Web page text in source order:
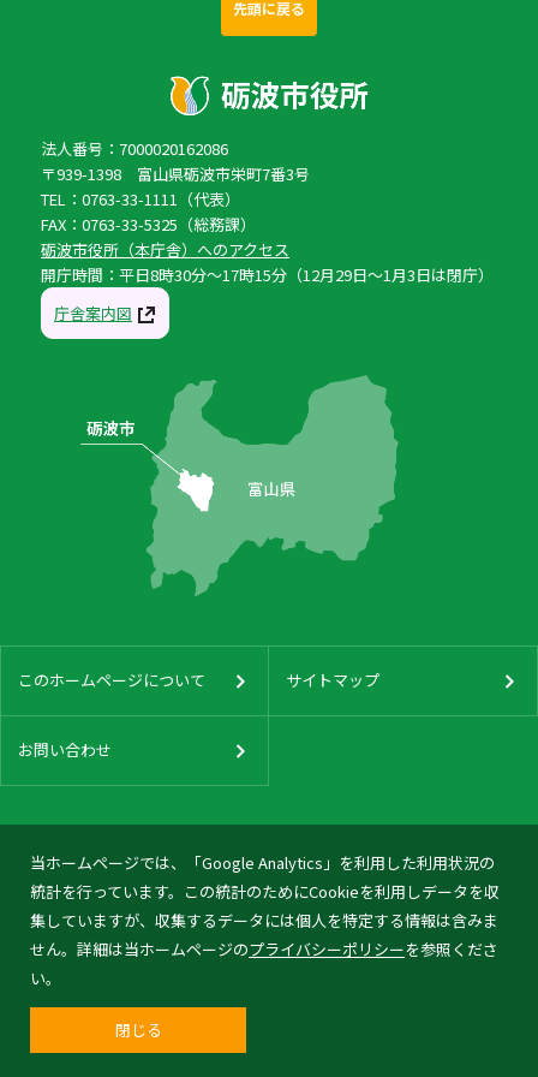
当ホームページでは、「Google Analytics」を利用した利用状況の
統計を行っています。この統計のためにCookieを利用しデータを収
集していますが、収集するデータには個人を特定する情報は含みま
せん。詳細は当ホームページのプライバシーポリシーを参照くださ
い。
閉じる
先頭に戻る
法人番号：7000020162086
〒939-1398 富山県砺波市栄町7番3号
TEL：0763-33-1111（代表）
FAX：0763-33-5325（総務課）
砺波市役所（本庁舎）へのアクセス
開庁時間：平日8時30分〜17時15分（12月29日〜1月3日は閉庁）
庁舎案内図
このホームページについて サイトマップ
お問い合わせ